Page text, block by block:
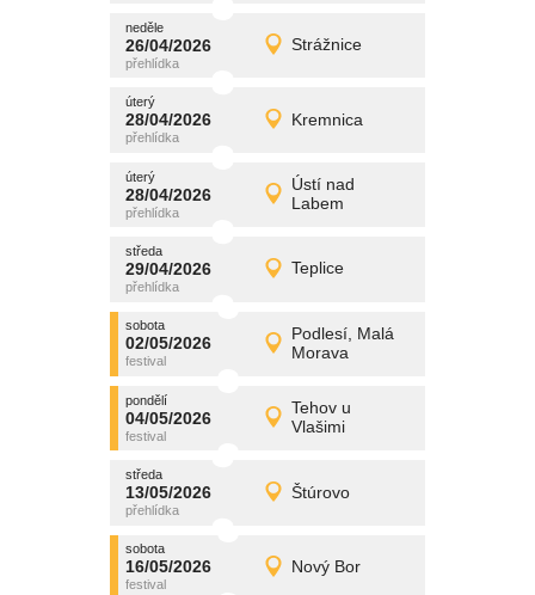
neděle
26/04/2026 Strážnice
neděle
26/04/2026 Detail
promítání
úterý
28/04/2026 Kremnica
úterý
28/04/2026 Detail
promítání
úterý
28/04/2026
Ústí nad
Labem
úterý
28/04/2026 Detail
promítání
středa
29/04/2026 Teplice
středa
29/04/2026 Detail
promítání
sobota
02/05/2026
Podlesí, Malá
Morava
sobota
02/05/2026 Detail
promítání
pondělí
04/05/2026
Tehov u
Vlašimi
pondělí
04/05/2026 Detail
promítání
středa
13/05/2026 Štúrovo
středa
13/05/2026 Detail
promítání
sobota
16/05/2026 Nový Bor
sobota
16/05/2026 Detail
promítání